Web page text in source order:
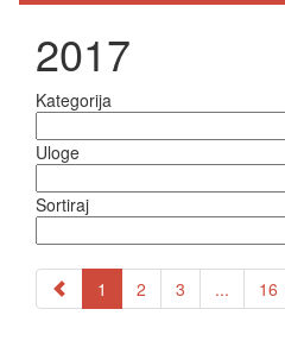
2017
Kategorija
Uloge
Sortiraj
1 2 3 ... 16